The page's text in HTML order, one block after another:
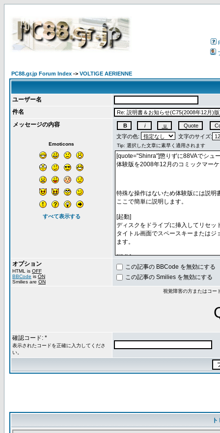
PC88.gr.jp Forum Index -> VOLTIGE AERIENNE
ユーザー名
件名
メッセージの内容
Emoticons
すべて表示する
文字の色: 文字のサイズ:
オプション
HTML is OFF
BBCode is ON
Smilies are ON
この記事の BBCode を無効にする
この記事の Smilies を無効にする
視覚障害の方またはコー
確認コード: *
表示されたコードを正確に入力してくださ
い。